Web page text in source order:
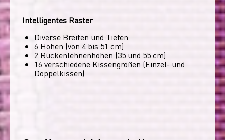
Intelligentes Raster
Diverse Breiten und Tiefen
6 Höhen (von 4 bis 51 cm)
2 Rückenlehnenhöhen (35 und 55 cm)
16 verschiedene Kissengrößen (Einzel- und
Doppelkissen)